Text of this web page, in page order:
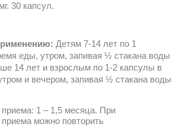
30 капсул.
Детям 7-14 лет по 1
еды, утром, запивая ½ стакана воды
14 лет и взрослым по 1-2 капсулы в
и вечером, запивая ½ стакана воды
1 – 1,5 месяца. При
можно повторить